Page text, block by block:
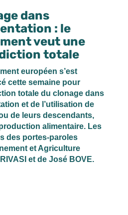
dans
: le
veut une
totale
européen s’est
cette semaine pour
totale du clonage dans
et de l’utilisation de
de leurs descendants,
alimentaire. Les
des portes-paroles
et Agriculture
et de José BOVE.